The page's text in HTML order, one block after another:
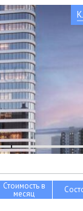
Стоимость в
месяц